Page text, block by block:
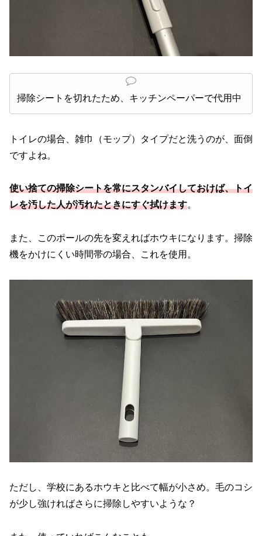
掃除シートを切れたため、キッチンペーパーで代用中
トイレの場合、雑巾（モップ）タイプだと洗うのが、面倒
ですよね。
使い捨ての掃除シートを常にスタンバイしておけば、トイ
レを汚した人が汚れたときにすぐ拭けます。
また、このポールの先を変えればホウキになります。掃除
機をかけにくい時間帯の場合、これを使用。
ただし、学校にあるホウキと比べて幅が小さめ。毛のコシ
が少し強ければさらに掃除しやすいような？